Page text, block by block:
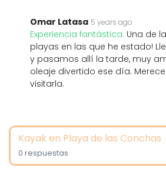
Omar Latasa 5 years ago
Experiencia fantástica: Una de
playas en las que he estado!
y pasamos allí la tarde, muy
oleaje divertido ese día.
visitarla.
Kayak en Playa de las Conchas
0 respuestas